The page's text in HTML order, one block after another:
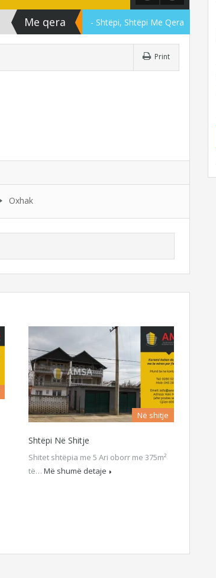
Me qera - Shtëpi, Shtëpi Me Qera
Print
Oxhak
Në shitje
Shtëpi Në Shitje
Shitet shtëpia me 5 Ari oborr me 375m²
të… Më shumë detaje